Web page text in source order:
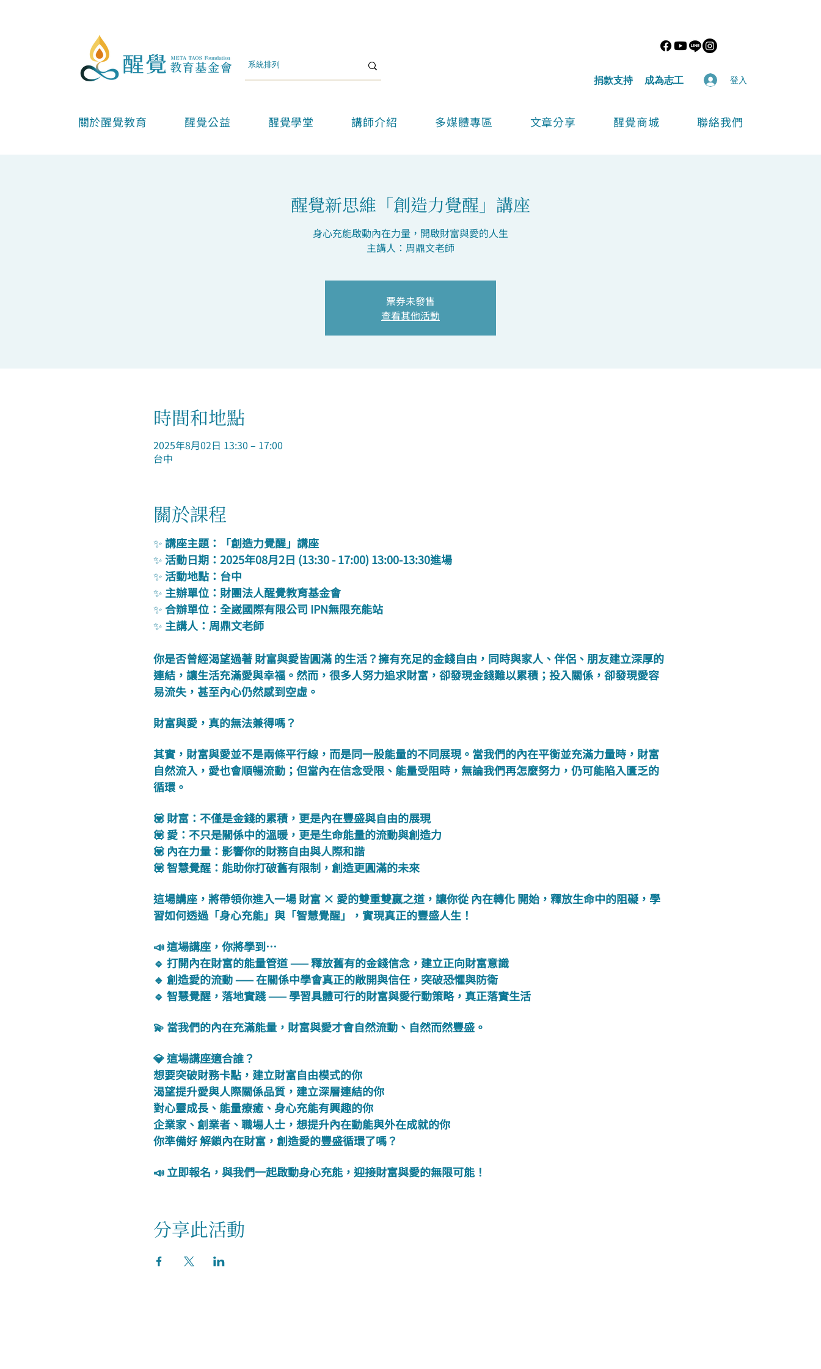
​捐款支持 ​成為志工 登入
關於醒覺教育 醒覺公益 醒覺學堂 講師介紹 多媒體專區 文章分享 醒覺商城 聯絡我們
醒覺新思維「創造力覺醒」講座
身心充能啟動內在力量，開啟財富與愛的人生
主講人：周鼎文老師
票券未發售
查看其他活動
時間和地點
2025年8月02日 13:30 – 17:00
台中
關於課程
✨ 講座主題：「創造力覺醒」講座
✨ 活動日期：2025年08月2日 (13:30 - 17:00) 13:00-13:30進場
✨ 活動地點：台中
✨ 主辦單位：財團法人醒覺教育基金會
✨ 合辦單位：全崴國際有限公司 IPN無限充能站
✨ 主講人：周鼎文老師
你是否曾經渴望過著 財富與愛皆圓滿 的生活？擁有充足的金錢自由，同時與家人、伴侶、朋友建立深厚的
連結，讓生活充滿愛與幸福。然而，很多人努力追求財富，卻發現金錢難以累積；投入關係，卻發現愛容
易流失，甚至內心仍然感到空虛。
財富與愛，真的無法兼得嗎？
其實，財富與愛並不是兩條平行線，而是同一股能量的不同展現。當我們的內在平衡並充滿力量時，財富
自然流入，愛也會順暢流動；但當內在信念受限、能量受阻時，無論我們再怎麼努力，仍可能陷入匱乏的
循環。
💟 財富：不僅是金錢的累積，更是內在豐盛與自由的展現
💟 愛：不只是關係中的溫暖，更是生命能量的流動與創造力
💟 內在力量：影響你的財務自由與人際和諧
💟 智慧覺醒：能助你打破舊有限制，創造更圓滿的未來
這場講座，將帶領你進入一場 財富 × 愛的雙重雙贏之道，讓你從 內在轉化 開始，釋放生命中的阻礙，學
習如何透過「身心充能」與「智慧覺醒」，實現真正的豐盛人生！
📣 這場講座，你將學到…
🔹 打開內在財富的能量管道 —— 釋放舊有的金錢信念，建立正向財富意識
🔹 創造愛的流動 —— 在關係中學會真正的敞開與信任，突破恐懼與防衛
🔹 智慧覺醒，落地實踐 —— 學習具體可行的財富與愛行動策略，真正落實生活
💫 當我們的內在充滿能量，財富與愛才會自然流動、自然而然豐盛。
💎 這場講座適合誰？
想要突破財務卡點，建立財富自由模式的你
渴望提升愛與人際關係品質，建立深層連結的你
對心靈成長、能量療癒、身心充能有興趣的你
企業家、創業者、職場人士，想提升內在動能與外在成就的你
你準備好 解鎖內在財富，創造愛的豐盛循環了嗎？
📣 立即報名，與我們一起啟動身心充能，迎接財富與愛的無限可能！
分享此活動